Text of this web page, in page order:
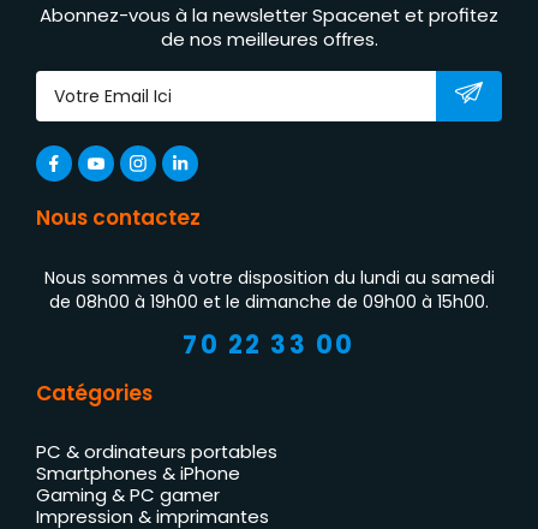
Abonnez-vous à la newsletter Spacenet et profitez
de nos meilleures offres.
Nous contactez
Nous sommes à votre disposition du lundi au samedi
de 08h00 à 19h00 et le dimanche de 09h00 à 15h00.
70 22 33 00
Catégories
PC & ordinateurs portables
Smartphones & iPhone
Gaming & PC gamer
Impression & imprimantes